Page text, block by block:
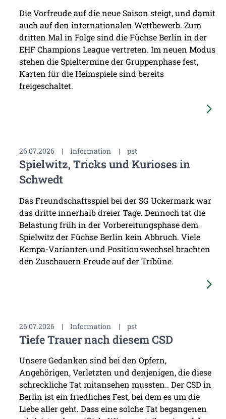
Die Vorfreude auf die neue Saison steigt, und damit
auch auf den internationalen Wettbewerb. Zum
dritten Mal in Folge sind die Füchse Berlin in der
EHF Champions League vertreten. Im neuen Modus
stehen die Spieltermine der Gruppenphase fest,
Karten für die Heimspiele sind bereits
freigeschaltet.
26.07.2026 | Information | pst
Spielwitz, Tricks und Kurioses in
Schwedt
Das Freundschaftsspiel bei der SG Uckermark war
das dritte innerhalb dreier Tage. Dennoch tat die
Belastung früh in der Vorbereitungsphase dem
Spielwitz der Füchse Berlin kein Abbruch. Viele
Kempa-Varianten und Positionswechsel brachten
den Zuschauern Freude auf der Tribüne.
26.07.2026 | Information | pst
Tiefe Trauer nach diesem CSD
Unsere Gedanken sind bei den Opfern,
Angehörigen, Verletzten und denjenigen, die diese
schreckliche Tat mitansehen mussten.. Der CSD in
Berlin ist ein friedliches Fest, bei dem es um die
Liebe aller geht. Dass eine solche Tat begangenen